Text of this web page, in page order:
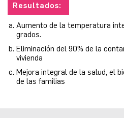
Resultados:
Aumento de la temperatura
grados.
Eliminación del 90% de la
vivienda
Mejora integral de la salud, el
de las familias